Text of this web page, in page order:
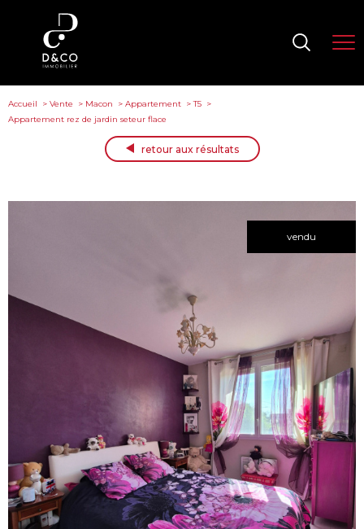
Accueil Vente Macon Appartement
T5
Appartement rez de jardin seteur flace
retour aux résultats
vendu